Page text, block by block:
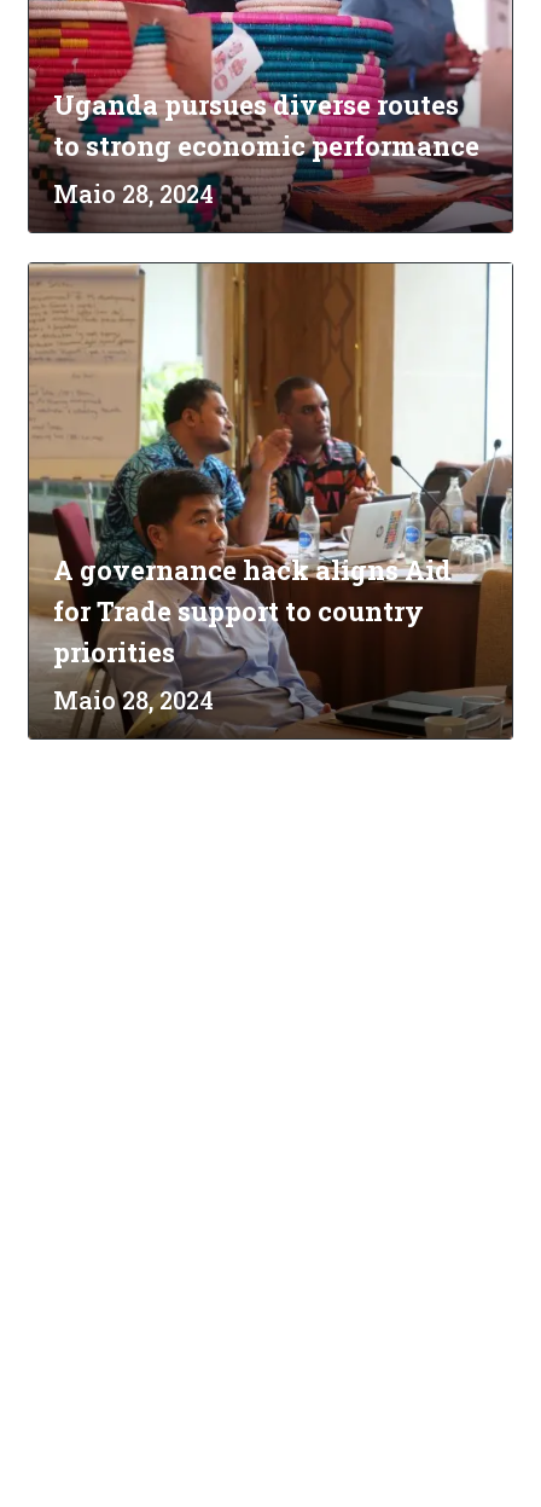
Uganda pursues diverse routes
to strong economic performance
Maio 28, 2024
A governance hack aligns Aid
for Trade support to country
priorities
Maio 28, 2024